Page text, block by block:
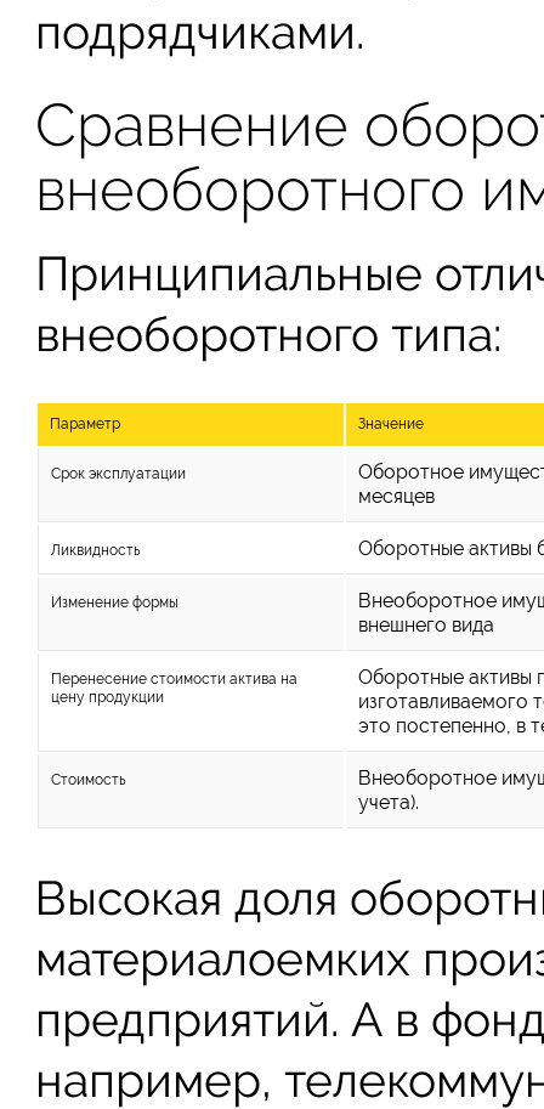
подрядчиками.
Сравнение
внеоборотного
Принципиальные
внеоборотного типа:
Параметр Значение
Срок эксплуатации
Оборотное
месяцев
Ликвидность Оборотные активы
Изменение формы
Внеоборотное
внешнего вида
Перенесение стоимости актива на
цену продукции
Оборотные активы
изготавливаемого
это постепенно, в
Стоимость
Внеоборотное
учета).
Высокая доля
материалоемких
предприятий. А в
например,